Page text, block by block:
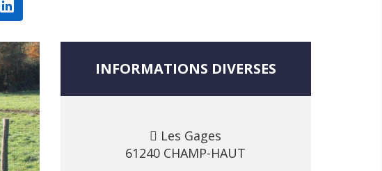
INFORMATIONS DIVERSES
Les Gages
61240 CHAMP-HAUT